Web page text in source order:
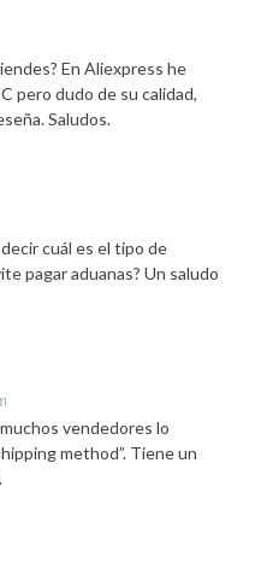
En Aliexpress he
pero dudo de su calidad,
Saludos.
cuál es el tipo de
pagar aduanas? Un saludo
vendedores lo
method”. Tiene un